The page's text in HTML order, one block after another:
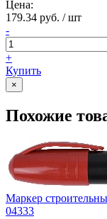
Цена:
179.34 руб. / шт
-
+
Купить
×
Похожие
Маркер
04333